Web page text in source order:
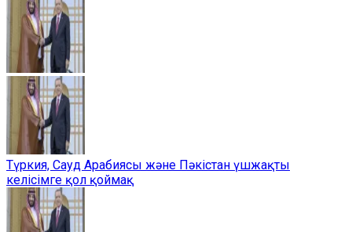
Түркия, Сауд Арабиясы және Пәкістан үшжақты
келісімге қол қоймақ